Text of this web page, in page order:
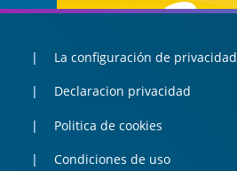
La configuración de privacidad
Declaracion privacidad
Politica de cookies
Condiciones de uso